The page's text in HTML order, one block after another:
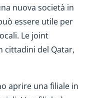
nuova società in
essere utile per
Le joint
cittadini del Qatar,
aprire una filiale in